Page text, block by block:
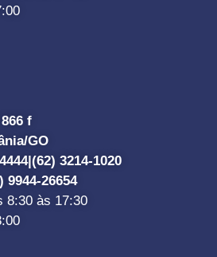
f
GO
(62) 3214-1020
9944-26654
8:30 às 17:30